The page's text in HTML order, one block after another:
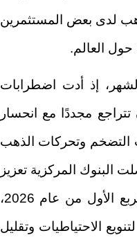
لدى بعض المستثمرين
حول العالم.
إذ أدت اضطرابات
مجددًا مع انحسار
التضخم وتحركات الذهب
البنوك المركزية تعزيز
احتياطاتها من الذهب، حيث بلغت مشترياتها نحو 244 طنًا خلال الربع الأول من عام 2026،
الاحتياطيات وتقليل